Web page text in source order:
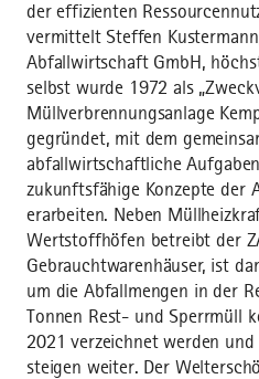
der effizienten
vermittelt Steffen
Abfallwirtschaft GmbH,
selbst wurde 1972 als
Müllverbrennungsanlage
gegründet, mit dem
abfallwirtschaftliche
zukunftsfähige Konzepte der
erarbeiten. Neben
Wertstoffhöfen betreibt der
Gebrauchtwarenhäuser, ist
um die Abfallmengen in der
Tonnen Rest- und Sperrmüll
2021 verzeichnet werden
steigen weiter. Der